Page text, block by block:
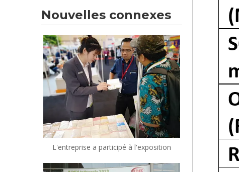
Nouvelles connexes
L'entreprise a participé à l'exposition